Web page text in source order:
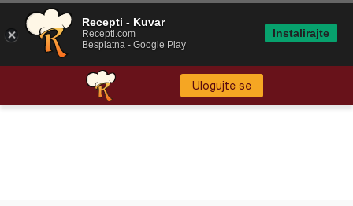
Ulogujte se
Recepti - Kuvar
Recepti.com
Besplatna - Google Play
Instalirajte